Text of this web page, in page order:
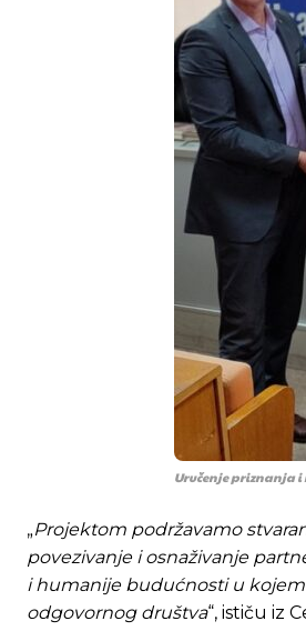
Uručenje priznanja i
„Projektom podržavamo
povezivanje i osnaživanje
i humanije budućnosti u
odgovornog društva“, ističu iz